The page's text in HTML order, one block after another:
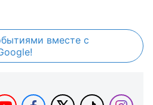
вместе с